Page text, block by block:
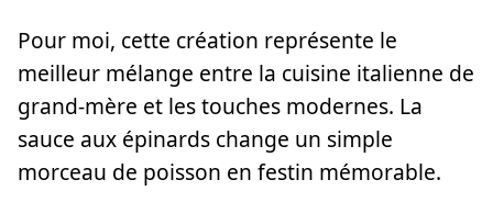
Pour moi, cette création représente le
meilleur mélange entre la cuisine italienne de
grand-mère et les touches modernes. La
sauce aux épinards change un simple
morceau de poisson en festin mémorable.